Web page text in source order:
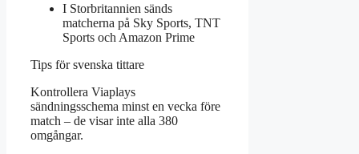
I Storbritannien sänds
matcherna på Sky Sports, TNT
Sports och Amazon Prime
Tips för svenska tittare
Kontrollera Viaplays
sändningsschema minst en vecka före
match – de visar inte alla 380
omgångar.